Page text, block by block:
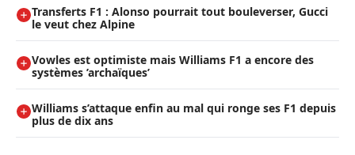
Transferts F1 : Alonso pourrait tout bouleverser, Gucci
le veut chez Alpine
Vowles est optimiste mais Williams F1 a encore des
systèmes ’archaïques’
Williams s’attaque enfin au mal qui ronge ses F1 depuis
plus de dix ans